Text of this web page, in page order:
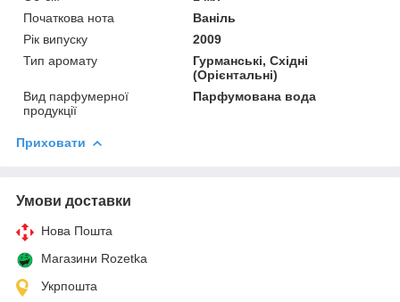
Початкова нота
Ваніль
Рік випуску
2009
Тип аромату
Гурманські, Східні
(Орієнтальні)
Вид парфумерної
продукції
Парфумована вода
Приховати
Умови доставки
Нова Пошта
Магазини Rozetka
Укрпошта